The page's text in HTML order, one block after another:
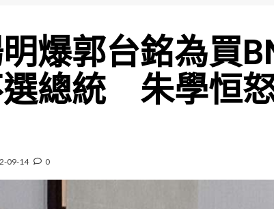
爆郭台銘為買
總統 朱學恒
09-14 0